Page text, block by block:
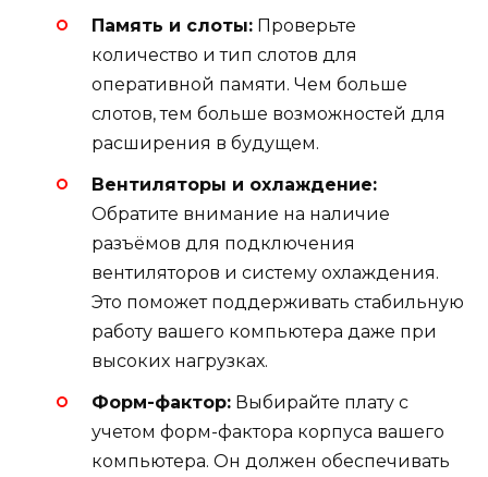
Память и слоты: Проверьте
количество и тип слотов для
оперативной памяти. Чем больше
слотов, тем больше возможностей для
расширения в будущем.
Вентиляторы и охлаждение:
Обратите внимание на наличие
разъёмов для подключения
вентиляторов и систему охлаждения.
Это поможет поддерживать стабильную
работу вашего компьютера даже при
высоких нагрузках.
Форм-фактор: Выбирайте плату с
учетом форм-фактора корпуса вашего
компьютера. Он должен обеспечивать